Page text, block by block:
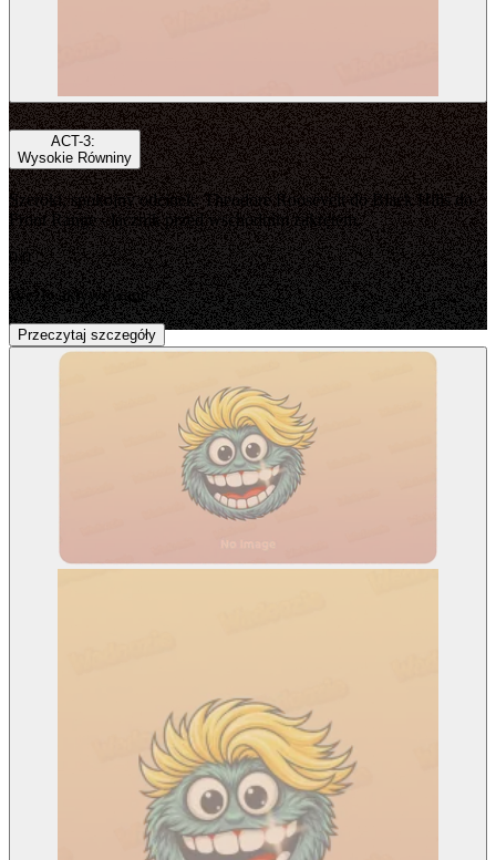
ACT-8
ACT-3:
Wysokie Równiny
Szeroki, spokojny odcinek. Theodore Roosevelt do Black Hills do
Front Range - łącznik przed wschodnim zakrętem.
0/0
Węzły aktywowane
Przeczytaj szczegóły
OtrzymujWadoozieaktualizacje
Bądź pierwszym, który dowie się o nowych produktach,
ujawnionych trasach i działaniach DAO.
Wadoozie to nie tylko postać, to ruch napędzany przez społeczność.